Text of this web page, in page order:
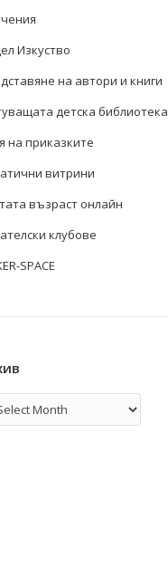
Изкуство
на автори и книги
детска библиотека
на приказките
витрини
възраст онлайн
клубове
SPACE